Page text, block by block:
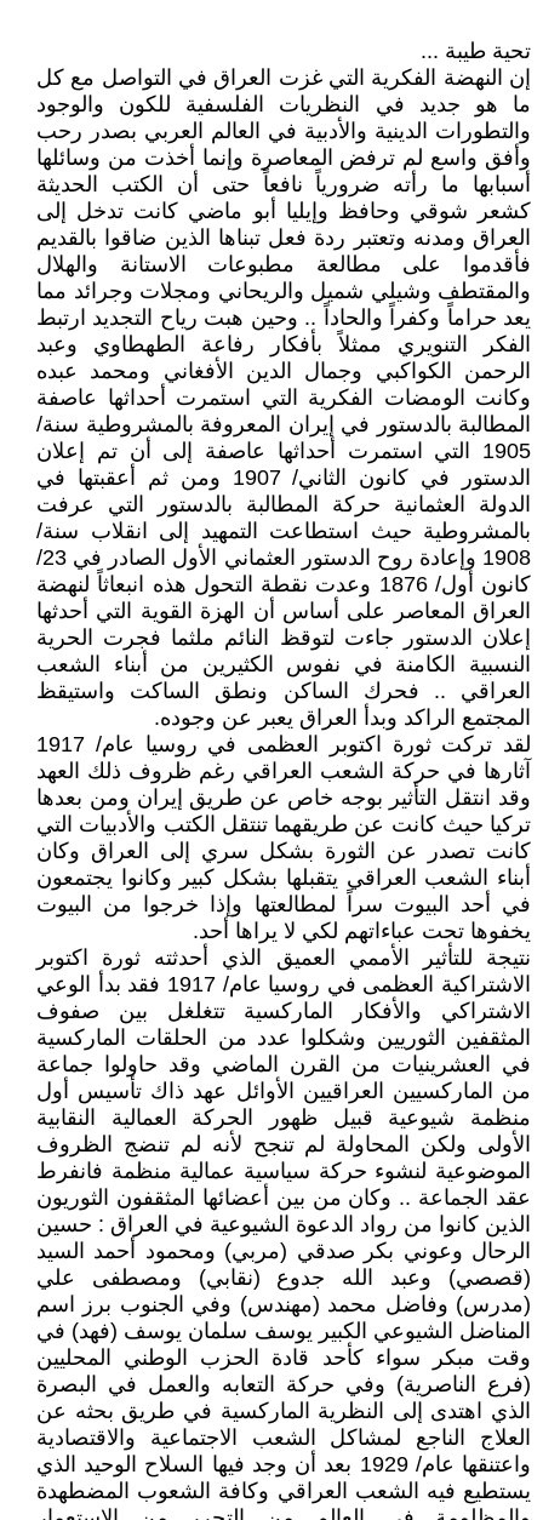
تحية طيبة ...
إن النهضة الفكرية التي غزت العراق في التواصل مع كل
ما هو جديد في النظريات الفلسفية للكون والوجود
والتطورات الدينية والأدبية في العالم العربي بصدر رحب
وأفق واسع لم ترفض المعاصرة وإنما أخذت من وسائلها
أسبابها ما رأته ضرورياً نافعاً حتى أن الكتب الحديثة
كشعر شوقي وحافظ وإيليا أبو ماضي كانت تدخل إلى
العراق ومدنه وتعتبر ردة فعل تبناها الذين ضاقوا بالقديم
فأقدموا على مطالعة مطبوعات الاستانة والهلال
والمقتطف وشيلي شميل والريحاني ومجلات وجرائد مما
يعد حراماً وكفراً والحاداً .. وحين هبت رياح التجديد ارتبط
الفكر التنويري ممثلاً بأفكار رفاعة الطهطاوي وعبد
الرحمن الكواكبي وجمال الدين الأفغاني ومحمد عبده
وكانت الومضات الفكرية التي استمرت أحداثها عاصفة
المطالبة بالدستور في إيران المعروفة بالمشروطية سنة/
1905 التي استمرت أحداثها عاصفة إلى أن تم إعلان
الدستور في كانون الثاني/ 1907 ومن ثم أعقبتها في
الدولة العثمانية حركة المطالبة بالدستور التي عرفت
بالمشروطية حيث استطاعت التمهيد إلى انقلاب سنة/
1908 وإعادة روح الدستور العثماني الأول الصادر في 23/
كانون أول/ 1876 وعدت نقطة التحول هذه انبعاثاً لنهضة
العراق المعاصر على أساس أن الهزة القوية التي أحدثها
إعلان الدستور جاءت لتوقظ النائم ملثما فجرت الحرية
النسبية الكامنة في نفوس الكثيرين من أبناء الشعب
العراقي .. فحرك الساكن ونطق الساكت واستيقظ
المجتمع الراكد وبدأ العراق يعبر عن وجوده.
لقد تركت ثورة اكتوبر العظمى في روسيا عام/ 1917
آثارها في حركة الشعب العراقي رغم ظروف ذلك العهد
وقد انتقل التأثير بوجه خاص عن طريق إيران ومن بعدها
تركيا حيث كانت عن طريقهما تنتقل الكتب والأدبيات التي
كانت تصدر عن الثورة بشكل سري إلى العراق وكان
أبناء الشعب العراقي يتقبلها بشكل كبير وكانوا يجتمعون
في أحد البيوت سراً لمطالعتها وإذا خرجوا من البيوت
يخفوها تحت عباءاتهم لكي لا يراها أحد.
نتيجة للتأثير الأممي العميق الذي أحدثته ثورة اكتوبر
الاشتراكية العظمى في روسيا عام/ 1917 فقد بدأ الوعي
الاشتراكي والأفكار الماركسية تتغلغل بين صفوف
المثقفين الثوريين وشكلوا عدد من الحلقات الماركسية
في العشرينيات من القرن الماضي وقد حاولوا جماعة
من الماركسيين العراقيين الأوائل عهد ذاك تأسيس أول
منظمة شيوعية قبيل ظهور الحركة العمالية النقابية
الأولى ولكن المحاولة لم تنجح لأنه لم تنضج الظروف
الموضوعية لنشوء حركة سياسية عمالية منظمة فانفرط
عقد الجماعة .. وكان من بين أعضائها المثقفون الثوريون
الذين كانوا من رواد الدعوة الشيوعية في العراق : حسين
الرحال وعوني بكر صدقي (مربي) ومحمود أحمد السيد
(قصصي) وعبد الله جدوع (نقابي) ومصطفى علي
(مدرس) وفاضل محمد (مهندس) وفي الجنوب برز اسم
المناضل الشيوعي الكبير يوسف سلمان يوسف (فهد) في
وقت مبكر سواء كأحد قادة الحزب الوطني المحليين
(فرع الناصرية) وفي حركة التعابه والعمل في البصرة
الذي اهتدى إلى النظرية الماركسية في طريق بحثه عن
العلاج الناجع لمشاكل الشعب الاجتماعية والاقتصادية
واعتنقها عام/ 1929 بعد أن وجد فيها السلاح الوحيد الذي
يستطيع فيه الشعب العراقي وكافة الشعوب المضطهدة